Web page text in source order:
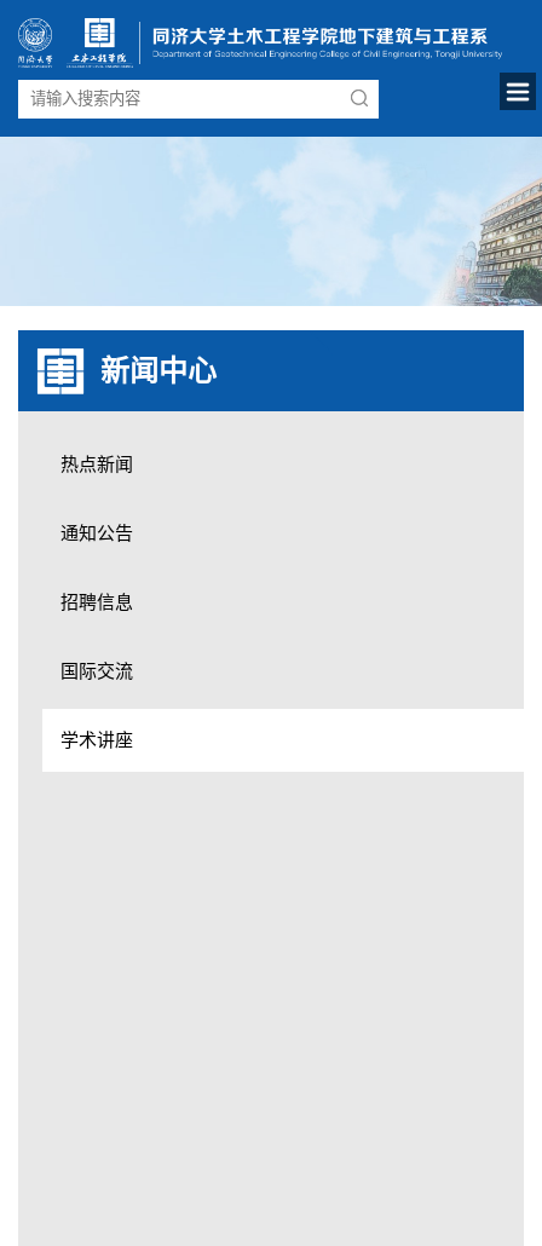
新闻中心
热点新闻
通知公告
招聘信息
国际交流
学术讲座